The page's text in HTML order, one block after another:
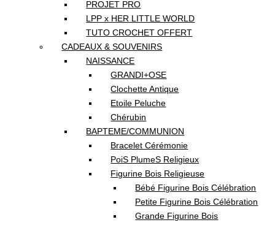
PROJET PRO
LPP x HER LITTLE WORLD
TUTO CROCHET OFFERT
CADEAUX & SOUVENIRS
NAISSANCE
GRANDI+OSE
Clochette Antique
Etoile Peluche
Chérubin
BAPTEME/COMMUNION
Bracelet Cérémonie
PoiS PlumeS Religieux
Figurine Bois Religieuse
Bébé Figurine Bois Célébration
Petite Figurine Bois Célébration
Grande Figurine Bois